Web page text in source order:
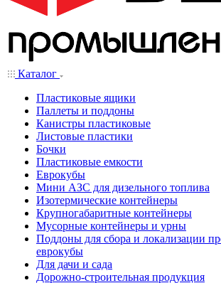
Каталог
Пластиковые ящики
Паллеты и поддоны
Канистры пластиковые
Листовые пластики
Бочки
Пластиковые емкости
Еврокубы
Мини АЗС для дизельного топлива
Изотермические контейнеры
Крупногабаритные контейнеры
Мусорные контейнеры и урны
Поддоны для сбора и локализации
еврокубы
Для дачи и сада
Дорожно-строительная продукция